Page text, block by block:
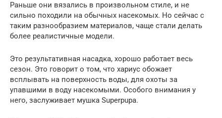
Раньше они вязались в произвольном стиле, и не
сильно походили на обычных насекомых. Но сейчас с
таким разнообразием материалов, чаще стали делать
более реалистичные модели.
Это результативная насадка, хорошо работает весь
сезон. Это говорит о том, что хариус обожает
всплывать на поверхность воды, для охоты за
упавшими в воду насекомыми. Особого внимания у
него, заслуживает мушка Superpupa.